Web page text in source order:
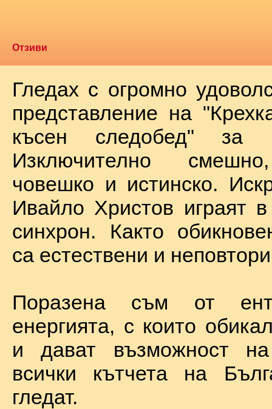
Отзиви
Гледах с огромно
представление на
късен следобед" за
Изключително
човешко и истинско.
Ивайло Христов играят
синхрон. Както
са естествени и
Поразена съм от
енергията, с които
и дават възможност
всички кътчета на
гледат.